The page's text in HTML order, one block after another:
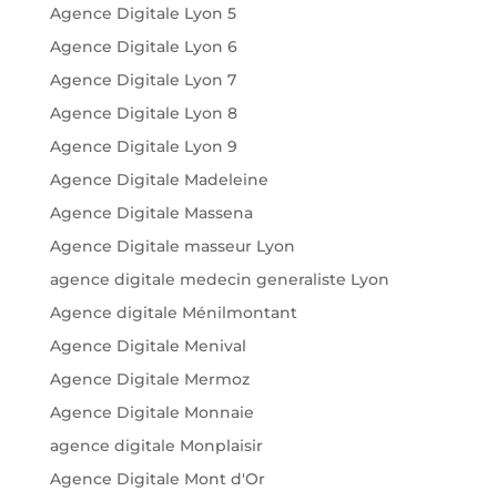
Agence Digitale Lyon 5
Agence Digitale Lyon 6
Agence Digitale Lyon 7
Agence Digitale Lyon 8
Agence Digitale Lyon 9
Agence Digitale Madeleine
Agence Digitale Massena
Agence Digitale masseur Lyon
agence digitale medecin generaliste Lyon
Agence digitale Ménilmontant
Agence Digitale Menival
Agence Digitale Mermoz
Agence Digitale Monnaie
agence digitale Monplaisir
Agence Digitale Mont d'Or